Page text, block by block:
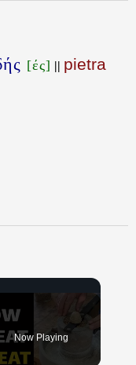
[ές] || pietra
Now Playing